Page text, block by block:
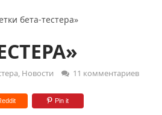
бета-тестера»
, Новости 11 комментариев
Pin it